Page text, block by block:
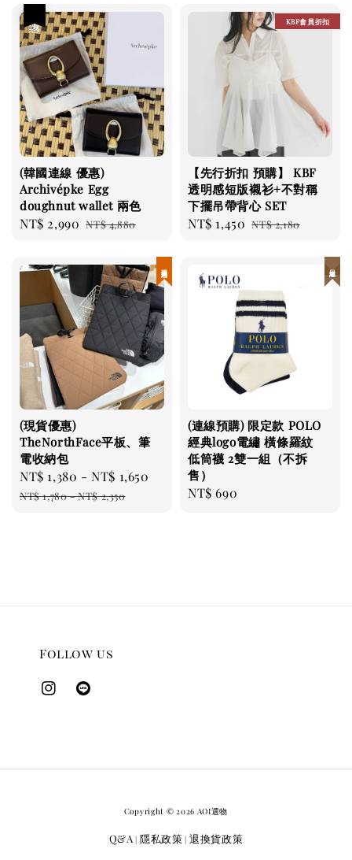
(韓國連線 優惠)
Archivépke Egg
doughnut wallet 兩色
Sale
NT$ 2,990 Regular
NT$ 4,880
KBF會員折扣
【先行折扣 預購】 KBF
透明感短版襯衫+不對稱
下擺吊帶背心 SET
Sale
NT$ 1,450 Regular
NT$ 2,180
(現貨優惠)
TheNorthFace平板、筆
電收納包
Sale
price
NT$ 1,380 -NT$ 1,650
Regular
NT$ 1,780-NT$ 2,350
(連線預購) 限定款 POLO
經典logo電繡 橫條羅紋
低筒襪 2雙一組（不拆
售）
Regular
NT$ 690
Follow us
Copyright © 2026 AOI選物
Q&A | 隱私政策 | 退換貨政策